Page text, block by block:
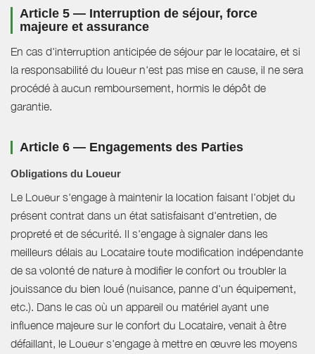
Article 5 — Interruption de séjour, force
majeure et assurance
En cas d'interruption anticipée de séjour par le locataire, et si
la responsabilité du loueur n'est pas mise en cause, il ne sera
procédé à aucun remboursement, hormis le dépôt de
garantie.
Article 6 — Engagements des Parties
Obligations du Loueur
Le Loueur s'engage à maintenir la location faisant l'objet du
présent contrat dans un état satisfaisant d'entretien, de
propreté et de sécurité. Il s'engage à signaler dans les
meilleurs délais au Locataire toute modification indépendante
de sa volonté de nature à modifier le confort ou troubler la
jouissance du bien loué (nuisance, panne d'un équipement,
etc.). Dans le cas où un appareil ou matériel ayant une
influence majeure sur le confort du Locataire, venait à être
défaillant, le Loueur s'engage à mettre en œuvre les moyens